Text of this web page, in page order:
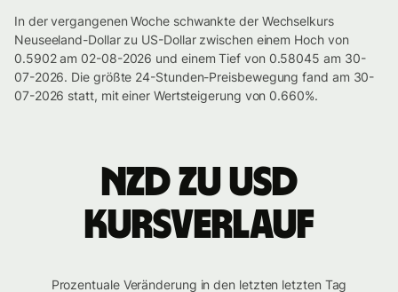
In der vergangenen Woche schwankte der Wechselkurs
Neuseeland-Dollar zu US-Dollar zwischen einem Hoch von
0.5902 am 02-08-2026 und einem Tief von 0.58045 am 30-
07-2026. Die größte 24-Stunden-Preisbewegung fand am 30-
07-2026 statt, mit einer Wertsteigerung von 0.660%.
NZD zu USD
Kursverlauf
Prozentuale Veränderung in den letzten letzten Tag